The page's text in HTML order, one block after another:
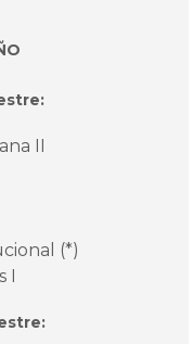
II
(*)
I